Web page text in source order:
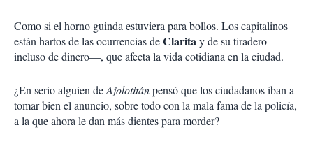
Como si el horno guinda estuviera para bollos. Los capitalinos
están hartos de las ocurrencias deClaritay de su tiradero —
incluso de dinero—, que afecta la vida cotidiana en la ciudad.
¿En serio alguien deAjolotitánpensó que los ciudadanos iban a
tomar bien el anuncio, sobre todo con la mala fama de la policía,
a la que ahora le dan más dientes para morder?